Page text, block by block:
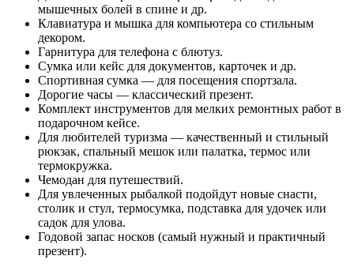
мышечных болей в спине и др.
Клавиатура и мышка для компьютера со стильным
декором.
Гарнитура для телефона с блютуз.
Сумка или кейс для документов, карточек и др.
Спортивная сумка — для посещения спортзала.
Дорогие часы — классический презент.
Комплект инструментов для мелких ремонтных работ в
подарочном кейсе.
Для любителей туризма — качественный и стильный
рюкзак, спальный мешок или палатка, термос или
термокружка.
Чемодан для путешествий.
Для увлеченных рыбалкой подойдут новые снасти,
столик и стул, термосумка, подставка для удочек или
садок для улова.
Годовой запас носков (самый нужный и практичный
презент).